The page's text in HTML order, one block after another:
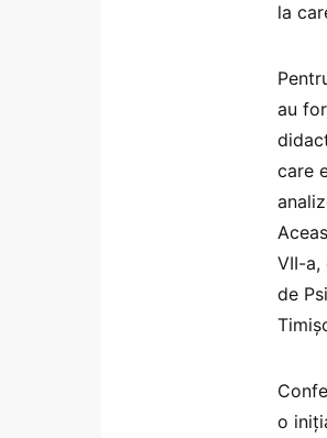
la
au
care
VII-
de
o